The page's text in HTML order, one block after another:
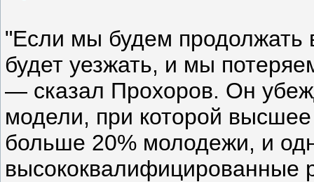
"Если мы будем продолжать
будет уезжать, и мы
— сказал Прохоров. Он
модели, при которой
больше 20% молодежи, и
высококвалифицированные